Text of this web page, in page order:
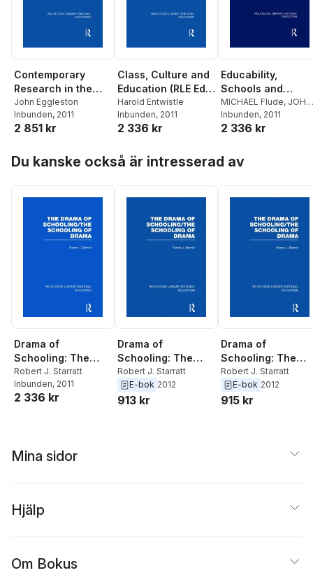
Contemporary
Research in the
Sociology of
Education (RLE Edu
L)
John Eggleston
Inbunden, 2011
2 851 kr
Class, Culture and
Education (RLE Edu
L)
Harold Entwistle
Inbunden, 2011
2 336 kr
Educability,
Schools and
Ideology (RLE Edu
L)
MICHAEL Flude, JOHN
AHIER
Inbunden, 2011
2 336 kr
Du kanske också är intresserad av
Drama of
Schooling: The
Schooling of
Drama
Robert J. Starratt
Inbunden, 2011
2 336 kr
Drama of
Schooling: The
Schooling of
Drama
Robert J. Starratt
E-bok 2012
913 kr
Drama of
Schooling: The
Schooling of
Drama
Robert J. Starratt
E-bok 2012
915 kr
Mina sidor
Hjälp
Om Bokus